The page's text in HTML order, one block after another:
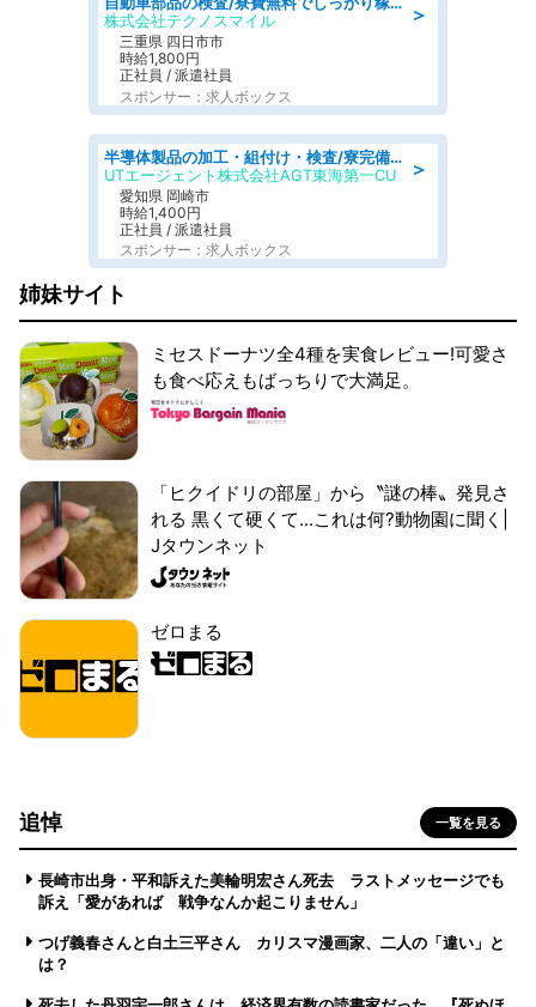
＞
株式会社テクノスマイル
三重県 四日市市
時給1,800円
正社員 / 派遣社員
スポンサー：求人ボックス
＞
半導体製品の加工・組付け・検査/寮完備/日勤/日払い/工場・製造
UTエージェント株式会社AGT東海第一CU
愛知県 岡崎市
時給1,400円
正社員 / 派遣社員
スポンサー：求人ボックス
姉妹サイト
ミセスドーナツ全4種を実食レビュー!可愛さ
も食べ応えもばっちりで大満足。
「ヒクイドリの部屋」から〝謎の棒〟発見さ
れる 黒くて硬くて...これは何?動物園に聞く|
Jタウンネット
ゼロまる
追悼 一覧を見る
長崎市出身・平和訴えた美輪明宏さん死去 ラストメッセージでも
訴え「愛があれば 戦争なんか起こりません」
つげ義春さんと白土三平さん カリスマ漫画家、二人の「違い」と
は？